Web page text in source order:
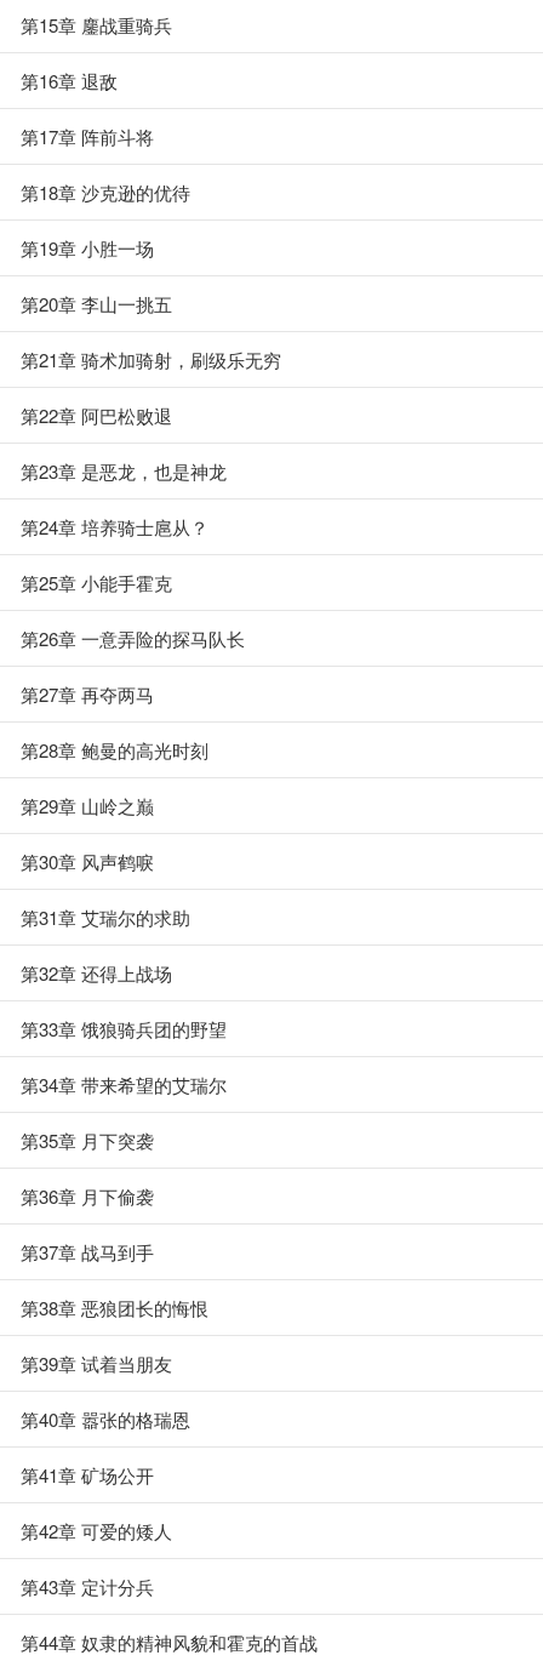
第15章 鏖战重骑兵
第16章 退敌
第17章 阵前斗将
第18章 沙克逊的优待
第19章 小胜一场
第20章 李山一挑五
第21章 骑术加骑射，刷级乐无穷
第22章 阿巴松败退
第23章 是恶龙，也是神龙
第24章 培养骑士扈从？
第25章 小能手霍克
第26章 一意弄险的探马队长
第27章 再夺两马
第28章 鲍曼的高光时刻
第29章 山岭之巅
第30章 风声鹤唳
第31章 艾瑞尔的求助
第32章 还得上战场
第33章 饿狼骑兵团的野望
第34章 带来希望的艾瑞尔
第35章 月下突袭
第36章 月下偷袭
第37章 战马到手
第38章 恶狼团长的悔恨
第39章 试着当朋友
第40章 嚣张的格瑞恩
第41章 矿场公开
第42章 可爱的矮人
第43章 定计分兵
第44章 奴隶的精神风貌和霍克的首战